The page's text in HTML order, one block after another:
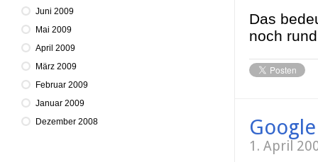
Juni 2009
Mai 2009
April 2009
März 2009
Februar 2009
Januar 2009
Dezember 2008
Das
noch
1. April